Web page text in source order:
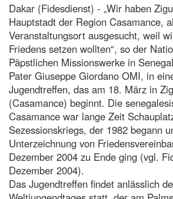
Dakar (Fidesdienst) - „Wir haben
Hauptstadt der Region Casamance,
Veranstaltungsort ausgesucht, weil
Friedens setzen wollten“, so der
Päpstlichen Missionswerke in
Pater Giuseppe Giordano OMI, in
Jugendtreffen, das am 18. März in
(Casamance) beginnt. Die
Casamance war lange Zeit
Sezessionskriegs, der 1982 begann
Unterzeichnung von
Dezember 2004 zu Ende ging (vgl.
Dezember 2004).
Das Jugendtreffen findet anlässlich